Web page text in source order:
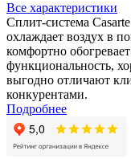
Все характеристики
Сплит-система
охлаждает воздух в
комфортно
функциональность,
выгодно отличают
конкурентами.
Подробнее